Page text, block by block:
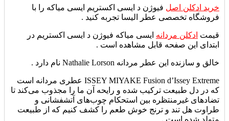
خرید ادکلن اصل فیوژن د ایسی اکستریم ایسی میاکه را با
فروشگاه تخصصی عطر الیسا تجربه کنید .
قیمت ادکلن مردانه ایسی میاکه فیوژن د ایسی اکستریم در
ابتدای این صفحه قابل مشاهده است .
خالق و سازنده این عطر مردانه Nathalie Lorson نام دارد .
ISSEY MIYAKE Fusion d’Issey Extreme عطری مردانه است
که در دل طبیعت ترکیب شده و رایحه آن ما را مجذوب می‌کند تا
تضادهای غیرمنتظره بین استحکام چوب‌های آتشفشانی و
طراوت هل تند و ترنج خوش طعم را کشف کنیم که از طبیعت